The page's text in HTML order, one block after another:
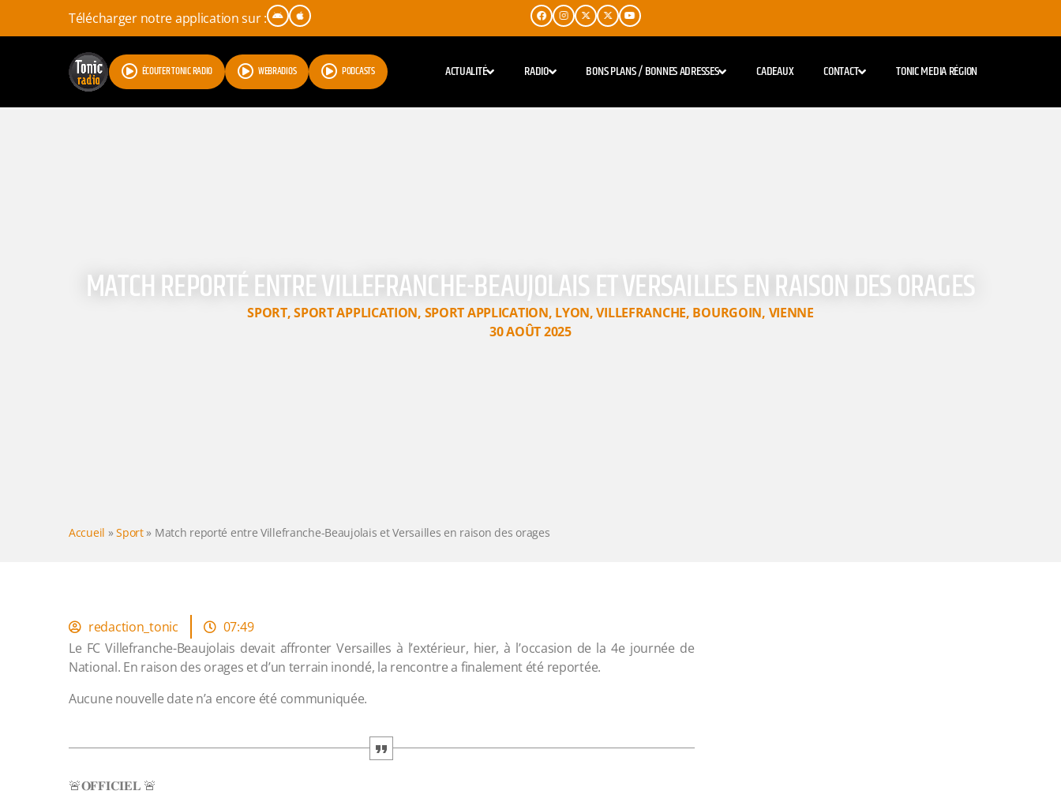
Télécharger notre application sur :
ÉCOUTER TONIC RADIO WEBRADIOS PODCASTS ACTUALITÉ RADIO BONS PLANS / BONNES ADRESSES CADEAUX CONTACT TONIC MEDIA RÉGION
MATCH REPORTÉ ENTRE VILLEFRANCHE-BEAUJOLAIS ET VERSAILLES EN RAISON DES ORAGES
SPORT,SPORT APPLICATION, SPORT APPLICATION, LYON,VILLEFRANCHE, BOURGOIN, VIENNE
30 AOÛT 2025
Accueil »Sport» Match reporté entre Villefranche-Beaujolais et Versailles en raison des orages
redaction_tonic
07:49
Le FC Villefranche-Beaujolais devait affronter Versailles à l’extérieur, hier, à l’occasion de la 4e journée de
National. En raison des orages et d’un terrain inondé, la rencontre a finalement été reportée.
Aucune nouvelle date n’a encore été communiquée.
🚨𝐎𝐅𝐅𝐈𝐂𝐈𝐄𝐋 🚨